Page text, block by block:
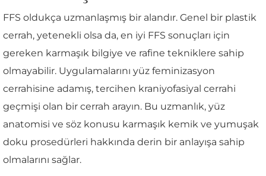
FFS oldukça uzmanlaşmış bir alandır. Genel bir plastik
cerrah, yetenekli olsa da, en iyi FFS sonuçları için
gereken karmaşık bilgiye ve rafine tekniklere sahip
olmayabilir. Uygulamalarını yüz feminizasyon
cerrahisine adamış, tercihen kraniyofasiyal cerrahi
geçmişi olan bir cerrah arayın. Bu uzmanlık, yüz
anatomisi ve söz konusu karmaşık kemik ve yumuşak
doku prosedürleri hakkında derin bir anlayışa sahip
olmalarını sağlar.